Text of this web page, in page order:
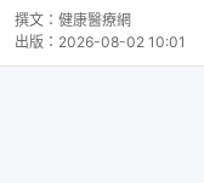
撰文： 健康醫療網
出版： 2026-08-02 10:01